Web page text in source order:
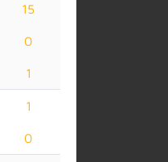
15
0
1
1
0